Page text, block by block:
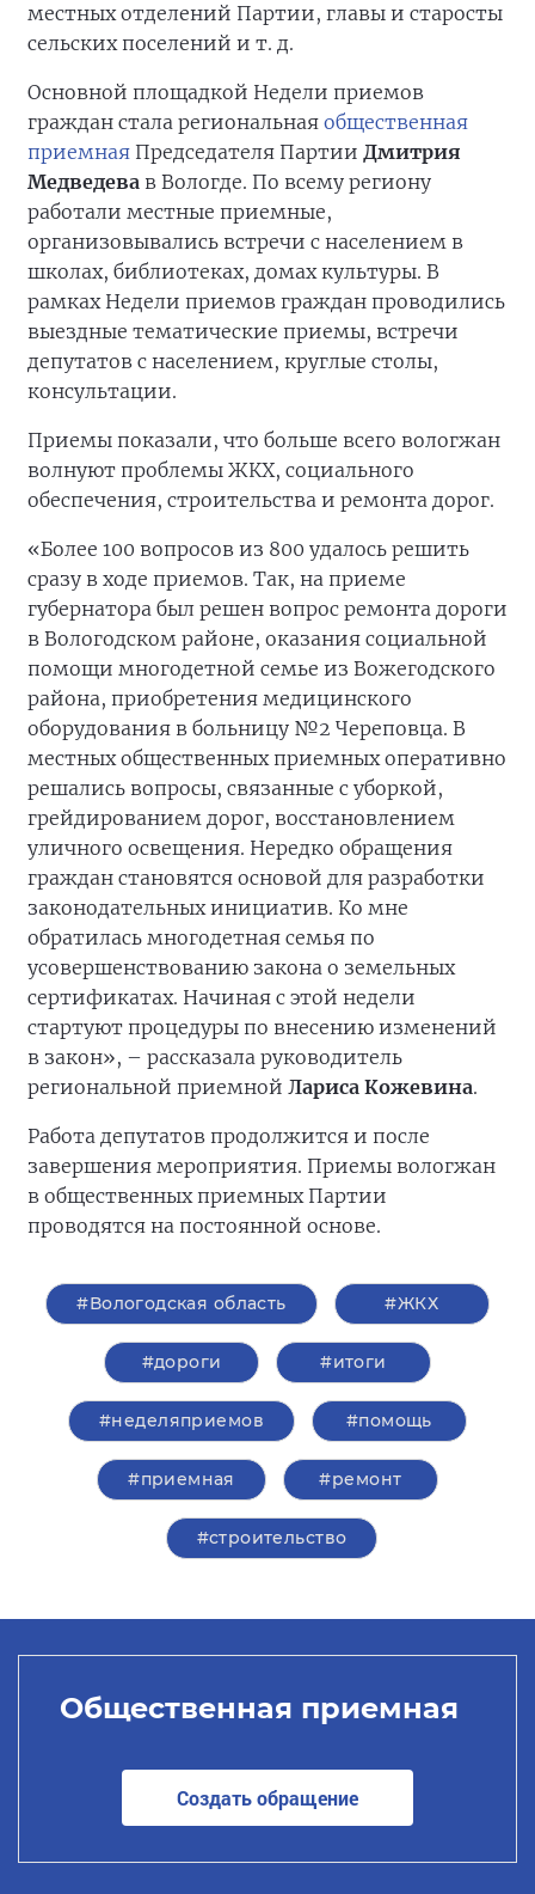
местных отделений Партии, главы и старосты
сельских поселений и т. д.
Основной площадкой Недели приемов
граждан стала региональная общественная
приемная Председателя Партии Дмитрия
Медведева в Вологде. По всему региону
работали местные приемные,
организовывались встречи с населением в
школах, библиотеках, домах культуры. В
рамках Недели приемов граждан проводились
выездные тематические приемы, встречи
депутатов с населением, круглые столы,
консультации.
Приемы показали, что больше всего вологжан
волнуют проблемы ЖКХ, социального
обеспечения, строительства и ремонта дорог.
«Более 100 вопросов из 800 удалось решить
сразу в ходе приемов. Так, на приеме
губернатора был решен вопрос ремонта дороги
в Вологодском районе, оказания социальной
помощи многодетной семье из Вожегодского
района, приобретения медицинского
оборудования в больницу №2 Череповца. В
местных общественных приемных оперативно
решались вопросы, связанные с уборкой,
грейдированием дорог, восстановлением
уличного освещения. Нередко обращения
граждан становятся основой для разработки
законодательных инициатив. Ко мне
обратилась многодетная семья по
усовершенствованию закона о земельных
сертификатах. Начиная с этой недели
стартуют процедуры по внесению изменений
в закон», – рассказала руководитель
региональной приемной Лариса Кожевина.
Работа депутатов продолжится и после
завершения мероприятия. Приемы вологжан
в общественных приемных Партии
проводятся на постоянной основе.
#Вологодская область #ЖКХ
#дороги #итоги
#неделяприемов #помощь
#приемная #ремонт
#строительство
Общественная приемная
Создать обращение